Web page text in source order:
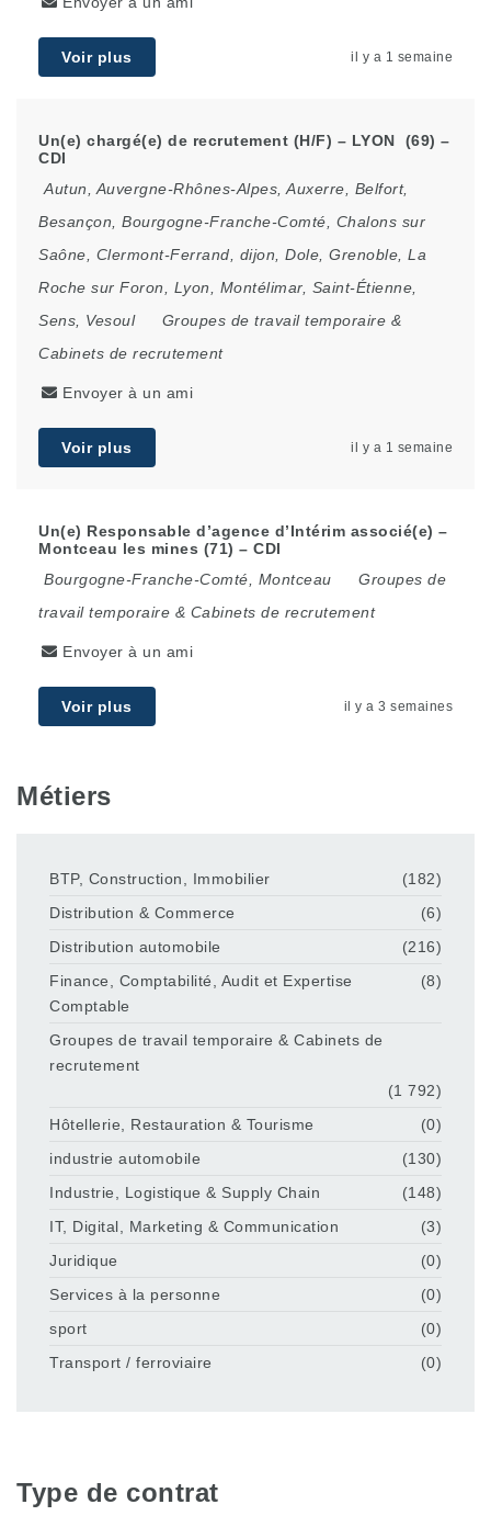
Voir plus il y a 1 semaine
Un(e) chargé(e) de recrutement (H/F) – LYON (69) –
CDI
Autun
Auvergne-Rhônes-Alpes Auxerre Belfort,
Besançon
Bourgogne-Franche-Comté
Chalons sur
Saône
Clermont-Ferrand dijon Dole Grenoble La
Roche sur Foron
Lyon Montélimar, Saint-Étienne
Sens
Vesoul
Groupes de travail temporaire &
Cabinets de recrutement
Envoyer à un ami
Voir plus il y a 1 semaine
Un(e) Responsable d’agence d’Intérim associé(e) –
Montceau les mines (71) – CDI
Bourgogne-Franche-Comté
Montceau
Groupes de
travail temporaire & Cabinets de recrutement
Envoyer à un ami
Voir plus il y a 3 semaines
Métiers
BTP, Construction, Immobilier
(182)
Distribution & Commerce
(6)
Distribution automobile
(216)
Finance, Comptabilité, Audit et Expertise
Comptable
(8)
Groupes de travail temporaire & Cabinets de
recrutement
(1 792)
Hôtellerie, Restauration & Tourisme
(0)
industrie automobile
(130)
Industrie, Logistique & Supply Chain
(148)
IT, Digital, Marketing & Communication
(3)
Juridique
(0)
Services à la personne
(0)
sport
(0)
Transport / ferroviaire
(0)
Type de contrat